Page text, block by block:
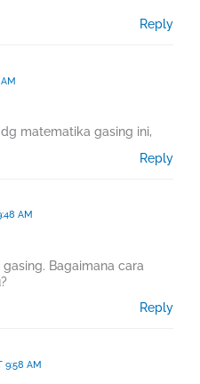
Reply
matematika gasing ini,
Reply
AM
Bagaimana cara
Reply
9:58 AM